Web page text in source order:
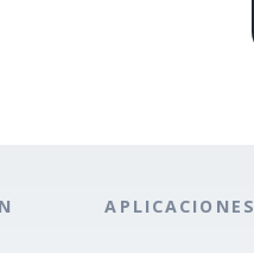
APLICACIONES